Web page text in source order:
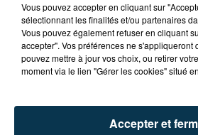
DEMANDER LE DÉPART DE
Vous pouvez accepter en cliquant sur
sélectionnant les finalités et/ou partenaires
Vous pouvez également refuser en cliquant
accepter". Vos préférences ne s'appliqueront
pouvez mettre à jour vos choix, ou retirer
moment via le lien "Gérer les cookies" situé
Accepter et